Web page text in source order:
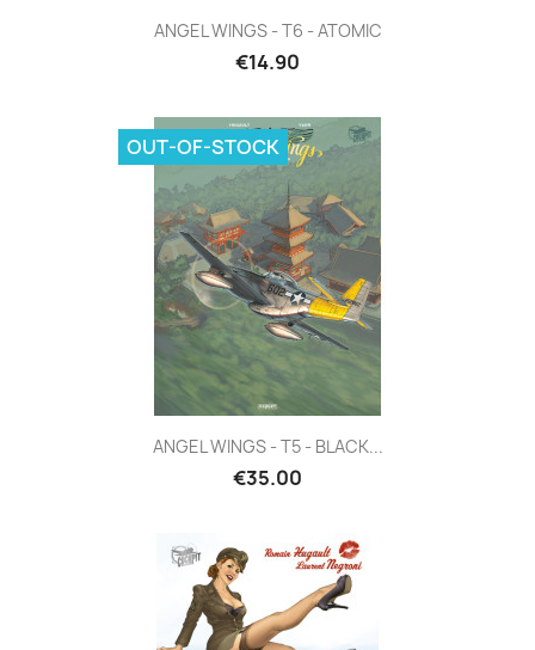
ANGEL WINGS - T6 - ATOMIC
€14.90
ANGEL WINGS - T5 - BLACK...
€35.00
OUT-OF-STOCK